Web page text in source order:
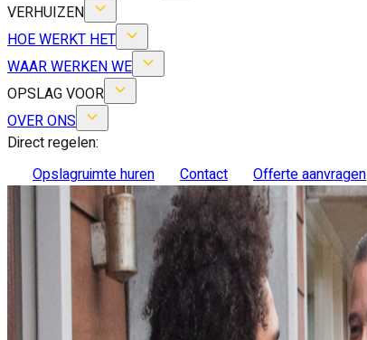
VERHUIZEN
HOE WERKT HET
WAAR WERKEN WE
OPSLAG VOOR
OVER ONS
Direct regelen:
Opslagruimte huren
Contact Offerte aanvragen